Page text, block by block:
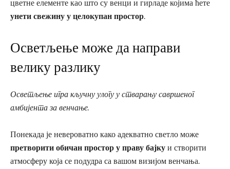
цветне елементе као што су венци и гирладе којима ћете
унети свежину у целокупан простор.
Осветљење може да направи
велику разлику
Осветљење игра кључну улогу у стварању савршеног
амбијента за венчање.
Понекада је невероватно како адекватно светло може
претворити обичан простор у праву бајку и створити
атмосферу која се подудра са вашом визијом венчања.